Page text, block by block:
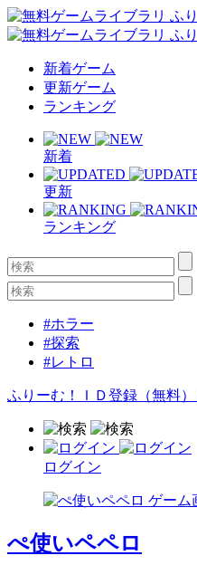
新着ゲーム
更新ゲーム
ランキング
新着
更新
ランキング
#ホラー
#探索
#レトロ
ふりーむ！ＩＤ登録（無料）
ログイン
ぺ使いペペロ